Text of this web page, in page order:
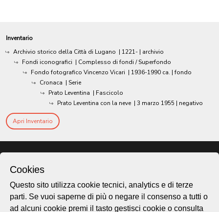
Inventario
Archivio storico della Città di Lugano | 1221- | archivio
Fondi iconografici | Complesso di fondi / Superfondo
Fondo fotografico Vincenzo Vicari | 1936-1990 ca. | fondo
Cronaca | Serie
Prato Leventina | Fascicolo
Prato Leventina con la neve | 3 marzo 1955 | negativo
Apri Inventario
Cookies
Questo sito utilizza cookie tecnici, analytics e di terze
parti. Se vuoi saperne di più o negare il consenso a tutti o
ad alcuni cookie premi il tasto gestisci cookie o consulta